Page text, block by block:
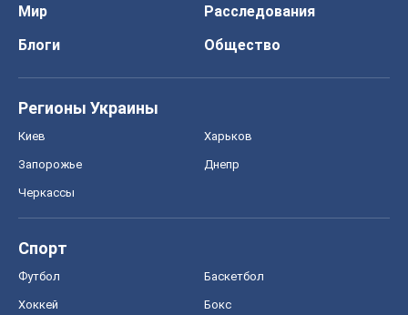
Мир
Расследования
Блоги
Общество
Регионы Украины
Киев Харьков
Запорожье Днепр
Черкассы
Спорт
Футбол Баскетбол
Хоккей Бокс